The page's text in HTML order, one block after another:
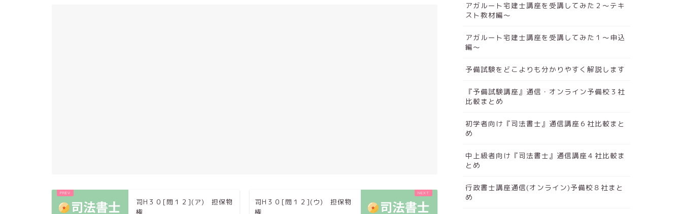
司H３０[問１２](ア) 担保物
権
司H３０[問１２](ウ) 担保物
権
アガルート宅建士講座を受講してみた２～テキ
スト教材編～
アガルート宅建士講座を受講してみた１～申込
編～
予備試験をどこよりも分かりやすく解説します
『予備試験講座』通信・オンライン予備校３社
比較まとめ
初学者向け『司法書士』通信講座６社比較まと
め
中上級者向け『司法書士』通信講座４社比較ま
とめ
行政書士講座通信(オンライン)予備校８社まと
め